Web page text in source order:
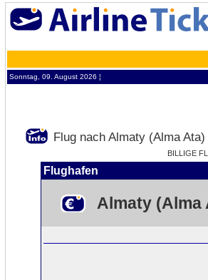
Sonntag, 09. August 2026 ¦
Flug nach Almaty (Alma Ata)
BILLIGE
Flughafen
Almaty (Alma